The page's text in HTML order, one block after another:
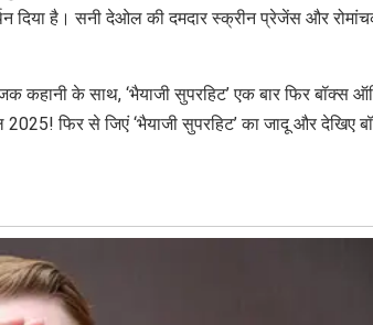
दिया है। सनी देओल की दमदार स्क्रीन प्रेजेंस और
के साथ, ‘भैयाजी सुपरहिट’ एक बार फिर बॉक्स
फिर से जिएं ‘भैयाजी सुपरहिट’ का जादू और देखिए